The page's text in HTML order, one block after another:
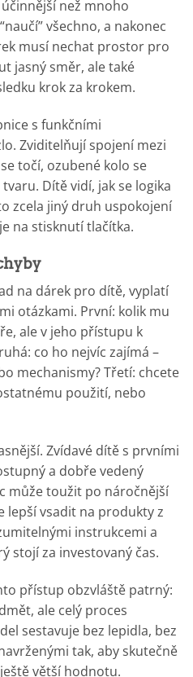
než mnoho
všechno, a nakonec
musí nechat prostor pro
jasný směr, ale také
krok za krokem.
s funkčními
Zviditelňují spojení mezi
točí, ozubené kolo se
Dítě vidí, jak se logika
zcela jiný druh uspokojení
na stisknutí tlačítka.
na dárek pro dítě, vyplatí
otázkami. První: kolik mu
ale v jeho přístupu k
co ho nejvíc zajímá –
mechanismy? Třetí: chcete
použití, nebo
Zvídavé dítě s prvními
a dobře vedený
může toužit po náročnější
lepší vsadit na produkty z
instrukcemi a
stojí za investovaný čas.
přístup obzvláště patrný:
ale celý proces
sestavuje bez lepidla, bez
tak, aby skutečně
větší hodnotu.